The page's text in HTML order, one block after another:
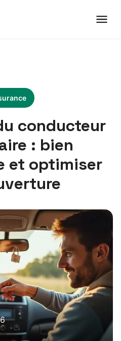
conducteur
: bien
et optimiser